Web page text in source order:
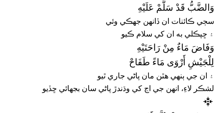
وَالضَّبُّ قَدْ سَلَّمْ عَلَيْهِ
سڄي ڪائنات ان ڏانهن جهڪي وئي
۽ ڇپڪلي به ان کي سلام ڪيو
وَفَاضَ مَاءٌ مِنْ رَاحَتَيْهِ
لِلْجَيْشِ أَرْوَى مَاءً طَفَاحْ
۽ ان جي ٻنهي هٿن مان پاڻي جاري ٿيو
لشڪر لاءِ، انهن جي اڃ کي وڌندڙ پاڻي سان بجھائي ڇڏيو